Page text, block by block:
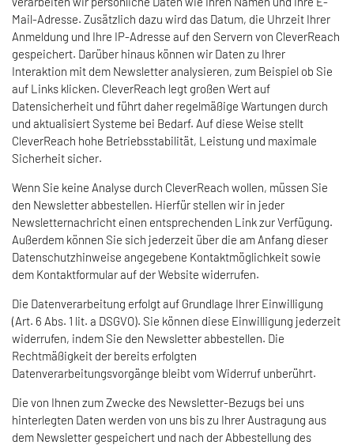
Mail-Adresse. Zusätzlich dazu wird das Datum, die Uhrzeit Ihrer
Anmeldung und Ihre IP-Adresse auf den Servern von CleverReach
gespeichert. Darüber hinaus können wir Daten zu Ihrer
Interaktion mit dem Newsletter analysieren, zum Beispiel ob Sie
auf Links klicken. CleverReach legt großen Wert auf
Datensicherheit und führt daher regelmäßige Wartungen durch
und aktualisiert Systeme bei Bedarf. Auf diese Weise stellt
CleverReach hohe Betriebsstabilität, Leistung und maximale
Sicherheit sicher.
Wenn Sie keine Analyse durch CleverReach wollen, müssen Sie
den Newsletter abbestellen. Hierfür stellen wir in jeder
Newsletternachricht einen entsprechenden Link zur Verfügung.
Außerdem können Sie sich jederzeit über die am Anfang dieser
Datenschutzhinweise angegebene Kontaktmöglichkeit sowie
dem Kontaktformular auf der Website widerrufen.
Die Datenverarbeitung erfolgt auf Grundlage Ihrer Einwilligung
(Art. 6 Abs. 1 lit. a DSGVO). Sie können diese Einwilligung jederzeit
widerrufen, indem Sie den Newsletter abbestellen. Die
Rechtmäßigkeit der bereits erfolgten
Datenverarbeitungsvorgänge bleibt vom Widerruf unberührt.
Die von Ihnen zum Zwecke des Newsletter-Bezugs bei uns
hinterlegten Daten werden von uns bis zu Ihrer Austragung aus
dem Newsletter gespeichert und nach der Abbestellung des